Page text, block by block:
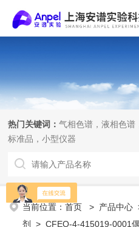
热门关键词：气相色谱，液相色谱
标准品，小型仪器
当前位置：首页 > 产品中心
剂
> CFEQ-4-415019-0001